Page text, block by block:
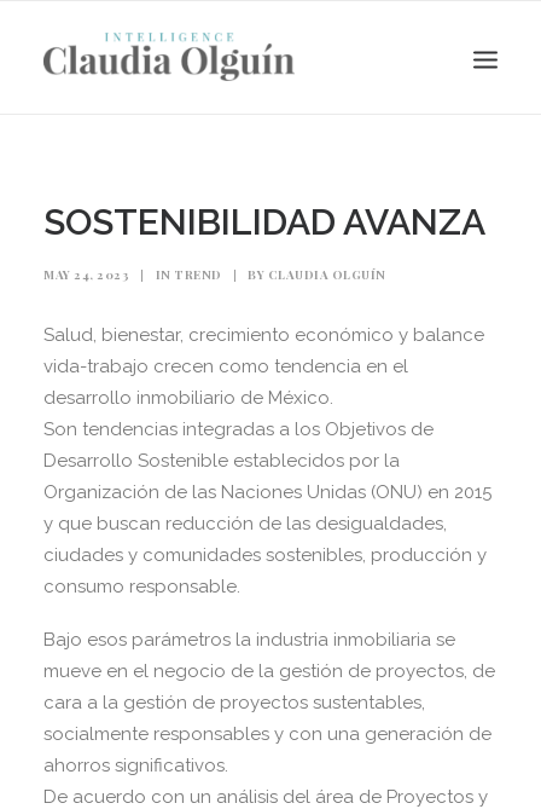
Search
SOSTENIBILIDAD AVANZA
MAY 24, 2023 | IN TREND | BY CLAUDIA OLGUÍN
Salud, bienestar, crecimiento económico y balance
vida-trabajo crecen como tendencia en el
desarrollo inmobiliario de México.
Son tendencias integradas a los Objetivos de
Desarrollo Sostenible establecidos por la
Organización de las Naciones Unidas (ONU) en 2015
y que buscan reducción de las desigualdades,
ciudades y comunidades sostenibles, producción y
consumo responsable.
Bajo esos parámetros la industria inmobiliaria se
mueve en el negocio de la gestión de proyectos, de
cara a la gestión de proyectos sustentables,
socialmente responsables y con una generación de
ahorros significativos.
De acuerdo con un análisis del área de Proyectos y